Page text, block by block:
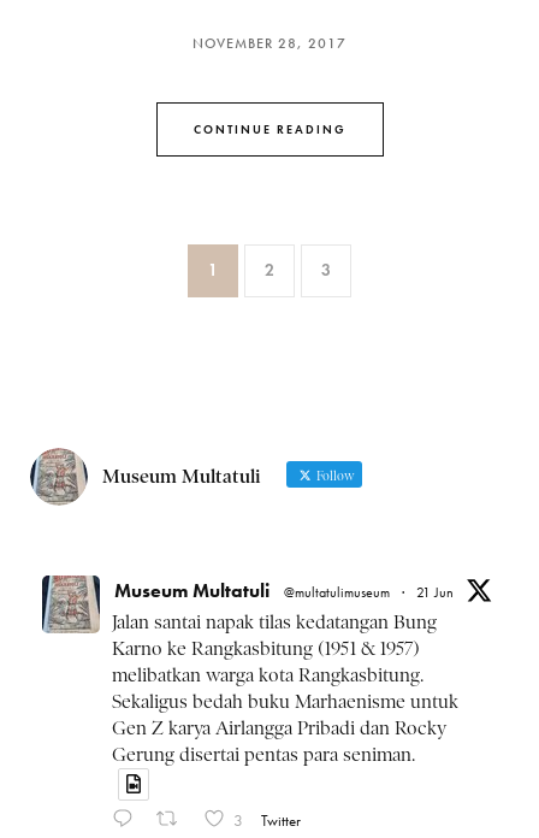
NOVEMBER 28, 2017
CONTINUE READING
1 2 3
Museum Multatuli Follow
Museum Multatuli @multatulimuseum · 21 Jun
Jalan santai napak tilas kedatangan Bung
Karno ke Rangkasbitung (1951 & 1957)
melibatkan warga kota Rangkasbitung.
Sekaligus bedah buku Marhaenisme untuk
Gen Z karya Airlangga Pribadi dan Rocky
Gerung disertai pentas para seniman.
3 Twitter